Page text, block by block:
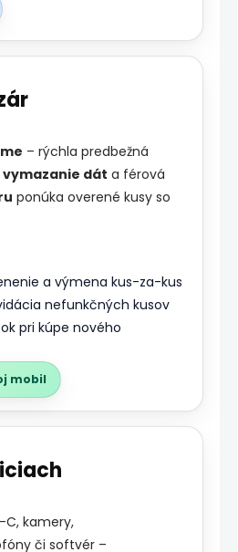
– rýchla predbežná
vymazanie dát a férová
ponúka overené kusy so
a výmena kus-za-kus
nefunkčných kusov
pri kúpe nového
mobil
C, kamery,
či softvér –